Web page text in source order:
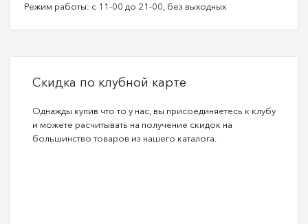
Режим работы: с 11-00 до 21-00, без выходных
Скидка по клубной карте
Однажды купив что то у нас, вы присоединяетесь к клубу
и можете расчитывать на получение скидок на
большинство товаров из нашего каталога.